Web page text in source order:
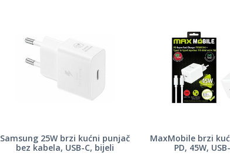
Samsung 25W brzi kućni punjač
bez kabela, USB-C, bijeli
MaxMobile brzi
PD, 45W,